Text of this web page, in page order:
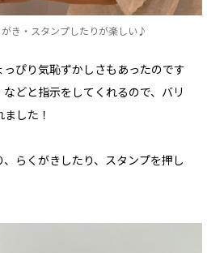
き・スタンプしたりが楽しい♪
ぴり気恥ずかしさもあったのです
どと指示をしてくれるので、バリ
した！
らくがきしたり、スタンプを押し